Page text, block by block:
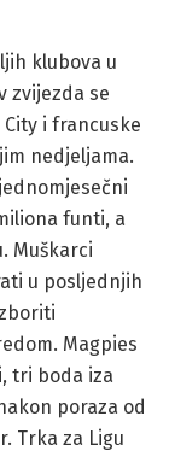
klubova u
zvijezda se
i francuske
nedjeljama.
funti, a
Muškarci
u posljednjih
Magpies
tri boda iza
poraza od
Trka za Ligu